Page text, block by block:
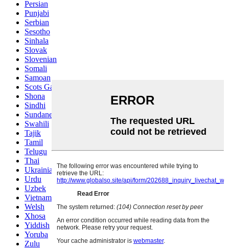
Persian
Punjabi
Serbian
Sesotho
Sinhala
Slovak
Slovenian
Somali
Samoan
Scots Gaelic
Shona
Sindhi
Sundanese
Swahili
Tajik
Tamil
Telugu
Thai
Ukrainian
Urdu
Uzbek
Vietnamese
Welsh
Xhosa
Yiddish
Yoruba
Zulu